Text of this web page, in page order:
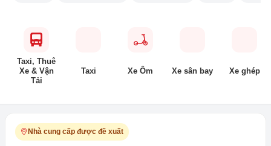
Taxi, Thuê
Xe & Vận
Tải
Taxi Xe Ôm Xe sân bay Xe ghép
Nhà cung cấp được đề xuất